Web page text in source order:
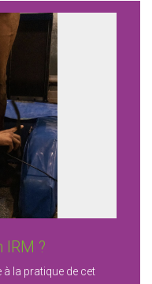
?
à la pratique de cet